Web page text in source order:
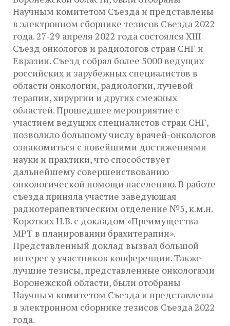
Научным комитетом Съезда и представлены
в электронном сборнике тезисов Съезда 2022
года. 27-29 апреля 2022 года состоялся XIII
Съезд онкологов и радиологов стран СНГ и
Евразии. Съезд собрал более 5000 ведущих
российских и зарубежных специалистов в
области онкологии, радиологии, лучевой
терапии, хирургии и других смежных
областей. Прошедшее мероприятие с
участием ведущих специалистов стран СНГ,
позволило большому числу врачей-онкологов
ознакомиться с новейшими достижениями
науки и практики, что способствует
дальнейшему совершенствованию
онкологической помощи населению. В работе
съезда приняла участие заведующая
радиотерапевтическим отделение №5, к.м.н.
Коротких Н.В. с докладом «Преимущества
МРТ в планировании брахитерапии».
Представленный доклад вызвал большой
интерес у участников конференции. Также
лучшие тезисы, представленные онкологами
Воронежской области, были отобраны
Научным комитетом Съезда и представлены
в электронном сборнике тезисов Съезда 2022
года.